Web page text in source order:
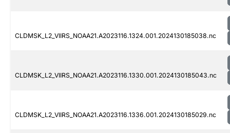
CLDMSK_L2_VIIRS_NOAA21.A2023116.1324.001.2024130185038.nc
CLDMSK_L2_VIIRS_NOAA21.A2023116.1330.001.2024130185043.nc
CLDMSK_L2_VIIRS_NOAA21.A2023116.1336.001.2024130185029.nc